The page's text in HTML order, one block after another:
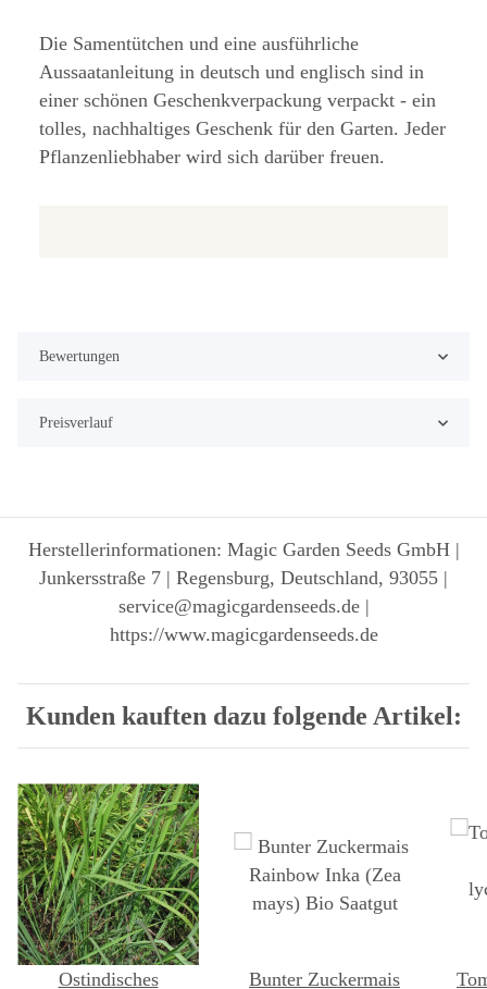
Die Samentütchen und eine ausführliche
Aussaatanleitung in deutsch und englisch sind in
einer schönen Geschenkverpackung verpackt - ein
tolles, nachhaltiges Geschenk für den Garten. Jeder
Pflanzenliebhaber wird sich darüber freuen.
Bewertungen
Preisverlauf
Herstellerinformationen: Magic Garden Seeds GmbH |
Junkersstraße 7 | Regensburg, Deutschland, 93055 |
service@magicgardenseeds.de |
https://www.magicgardenseeds.de
Kunden kauften dazu folgende Artikel:
Ostindisches
Bunter Zuckermais